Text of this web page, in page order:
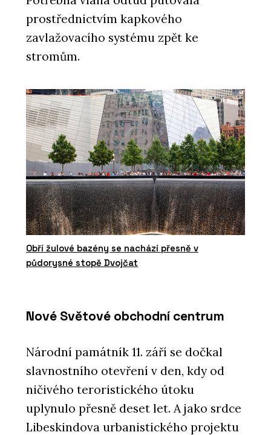
prostřednictvím kapkového
zavlažovacího systému zpět ke
stromům.
Obří žulové bazény se nachází přesně v
půdorysné stopě Dvojčat
Nové Světové obchodní centrum
Národní památník 11. září se dočkal
slavnostního otevření v den, kdy od
ničivého teroristického útoku
uplynulo přesně deset let. A jako srdce
Libeskindova urbanistického projektu